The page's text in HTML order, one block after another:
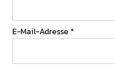
E-Mail-Adresse *